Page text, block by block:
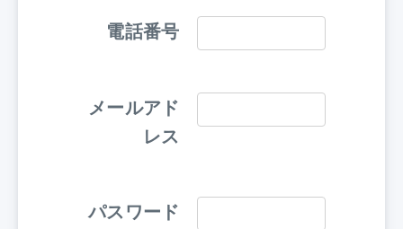
電話番号
メールアド
レス
パスワード